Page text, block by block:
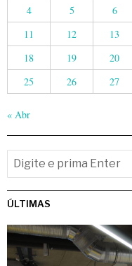
4
5 6
11
12 13
18
19 20
25
26 27
« Abr
ÚLTIMAS